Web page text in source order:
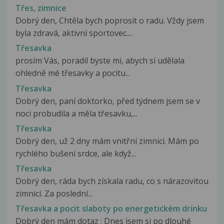
Třes, zimnice
Dobrý den, Chtěla bych poprosit o radu. Vždy jsem
byla zdravá, aktivní sportovec....
Třesavka
prosím Vás, poradil byste mi, abych si udělala
ohledně mé třesavky a pocitu...
Třesavka
Dobrý den, paní doktorko, před týdnem jsem se v
noci probudila a měla třesavku,...
Třesavka
Dobrý den, už 2 dny mám vnitřní zimnici. Mám po
rychlého bušení srdce, ale když...
Třesavka
Dobrý den, ráda bych získala radu, co s nárazovitou
zimnicí. Za poslední...
Třesavka a pocit slaboty po energetickém drinku
Dobrý den mám dotaz : Dnes jsem si po dlouhé